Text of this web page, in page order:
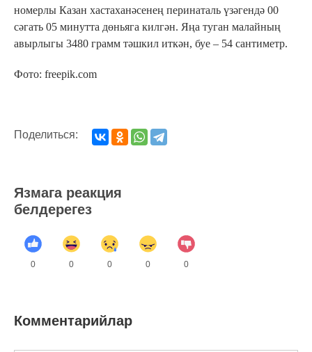
номерлы Казан хастаханәсенең перинаталь үзәгендә 00
сәгать 05 минутта дөньяга килгән. Яңа туган малайның
авырлыгы 3480 грамм тәшкил иткән, буе – 54 сантиметр.
Фото: freepik.com
Поделиться:
Язмага реакция
белдерегез
0 0 0 0 0
Комментарийлар